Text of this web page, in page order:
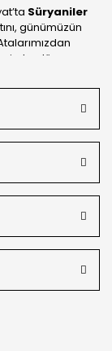
Süryaniler
günümüzün
dünya
işlemeleri, her
bir titizlikle
modasına